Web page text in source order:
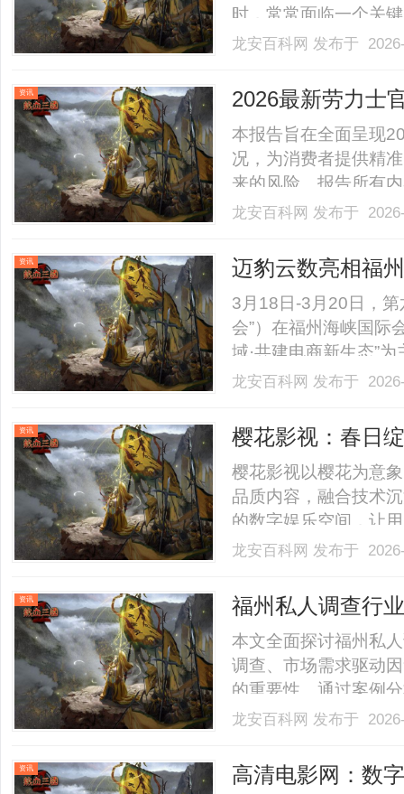
时，常常面临一个关
么是MES系统？首先
场与管理层之间的桥
龙安百科网 发布于
资讯 2026最新劳力士
本报告旨在全面呈现
况，为消费者提供精
来的风险。报告所有
佐证、实地探访核验
务等核心维度展开。
龙安百科网 发布于
资讯
迈豹云数亮相福
掘金全球
3月18日-3月20日，
会”）在福州海峡国际
域·共建电商新生态”
商及相关从业者等专
制服务护航跨境开门
龙安百科网 发布于
资讯 樱花影视：春日
樱花影视以樱花为意
品质内容，融合技术
的数字娱乐空间，让
龙安百科网 发布于
资讯
福州私人调查行
择策略
本文全面探讨福州私
调查、市场需求驱动
的重要性。通过案例
高效利用调查资源的
龙安百科网 发布于
资讯 高清电影网：数